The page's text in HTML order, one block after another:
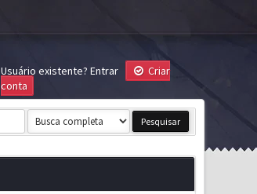
Usuário existente? Entrar
Criar
conta